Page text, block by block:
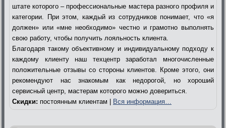
штате которого – профессиональные мастера разного профиля и
категории. При этом, каждый из сотрудников понимает, что «я
должен» или «мне необходимо» честно и грамотно выполнять
свою работу, чтобы получить лояльность клиента.
Благодаря такому объективному и индивидуальному подходу к
каждому клиенту наш техцентр заработал многочисленные
положительные отзывы со стороны клиентов. Кроме этого, они
рекомендуют нас знакомым как недорогой, но хороший
сервисный центр, мастерам которого можно довериться.
Скидки: постоянным клиентам | Вся информация…